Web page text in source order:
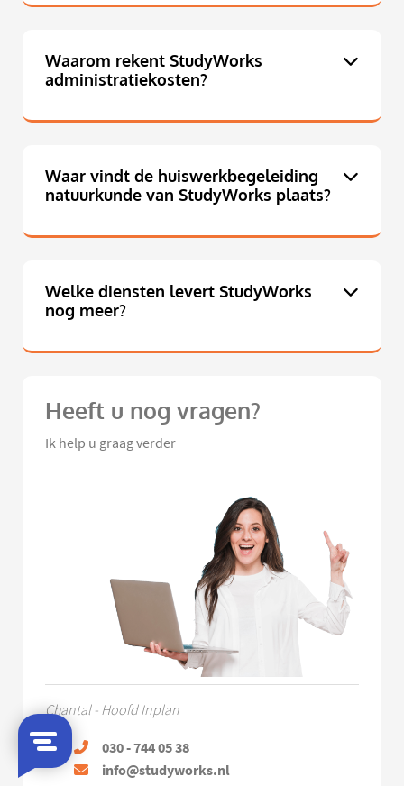
Waarom rekent StudyWorks
administratiekosten?
Waar vindt de huiswerkbegeleiding
natuurkunde van StudyWorks plaats?
Welke diensten levert StudyWorks
nog meer?
Heeft u nog vragen?
Ik help u graag verder
Chantal - Hoofd Inplan
030 - 744 05 38
info@studyworks.nl